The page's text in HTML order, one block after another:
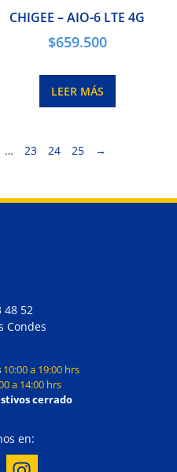
CHIGEE – AIO-6 LTE 4G
$659.500
LEER MÁS
… 23 24 25 →
48 52
Condes
10:00 a 19:00 hrs
a 14:00 hrs
cerrado
en: